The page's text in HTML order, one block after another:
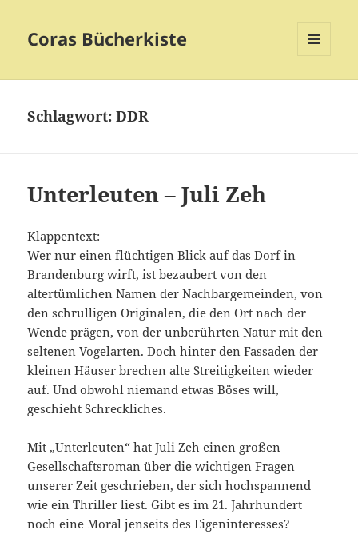
Coras Bücherkiste
Schlagwort:DDR
Unterleuten – Juli Zeh
Klappentext:
Wer nur einen flüchtigen Blick auf das Dorf in
Brandenburg wirft, ist bezaubert von den
altertümlichen Namen der Nachbargemeinden, von
den schrulligen Originalen, die den Ort nach der
Wende prägen, von der unberührten Natur mit den
seltenen Vogelarten. Doch hinter den Fassaden der
kleinen Häuser brechen alte Streitigkeiten wieder
auf. Und obwohl niemand etwas Böses will,
geschieht Schreckliches.
Mit „Unterleuten“ hat Juli Zeh einen großen
Gesellschaftsroman über die wichtigen Fragen
unserer Zeit geschrieben, der sich hochspannend
wie ein Thriller liest. Gibt es im 21. Jahrhundert
noch eine Moral jenseits des Eigeninteresses?